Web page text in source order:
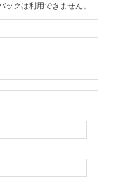
ックは利用できません。